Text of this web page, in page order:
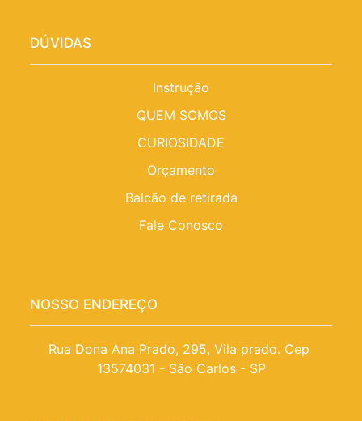
DÚVIDAS
Instrução
QUEM SOMOS
CURIOSIDADE
Orçamento
Balcão de retirada
Fale Conosco
NOSSO ENDEREÇO
Rua Dona Ana Prado, 295, Vila prado. Cep
13574031 - São Carlos - SP